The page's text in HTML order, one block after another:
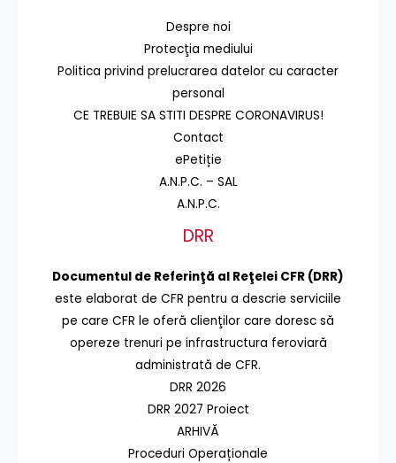
Despre noi
Protecţia mediului
Politica privind prelucrarea datelor cu caracter
personal
CE TREBUIE SA STITI DESPRE CORONAVIRUS!
Contact
ePetiție
A.N.P.C. – SAL
A.N.P.C.
DRR
Documentul de Referinţă al Reţelei CFR (DRR)
este elaborat de CFR pentru a descrie serviciile
pe care CFR le oferă clienţilor care doresc să
opereze trenuri pe infrastructura feroviară
administrată de CFR.
DRR 2026
DRR 2027 Proiect
ARHIVĂ
Proceduri Operaționale